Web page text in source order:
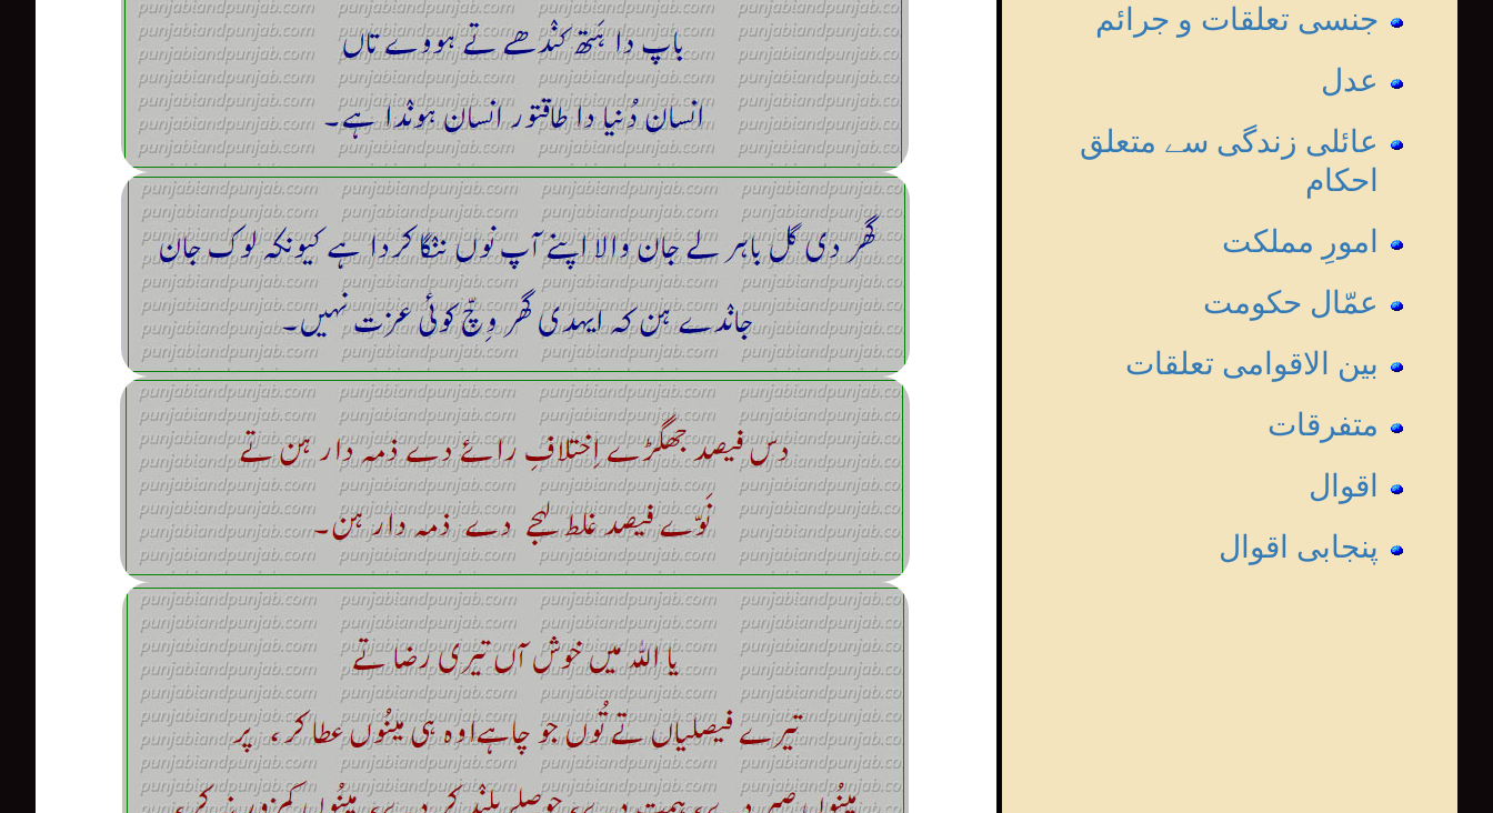
جنسی تعلقات و جرائم
عدل
عائلی زندگی سے متعلق
احکام
امورِ مملکت
عمّال حکومت
بین الاقوامی تعلقات
متفرقات
اقوال
پنجابی اقوال